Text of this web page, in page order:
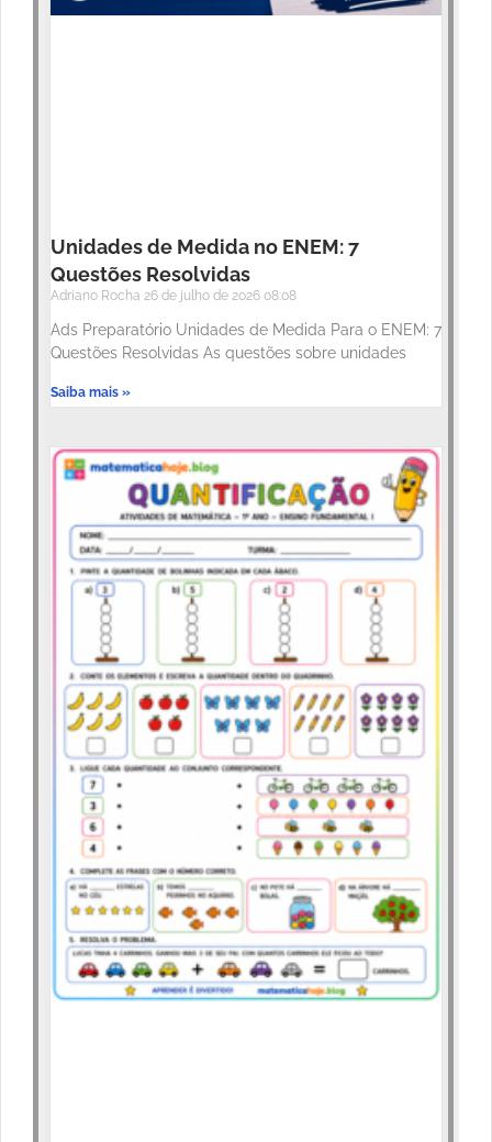
Unidades de Medida no ENEM: 7
Questões Resolvidas
Adriano Rocha 26 de julho de 2026 08:08
Ads Preparatório Unidades de Medida Para o ENEM: 7
Questões Resolvidas As questões sobre unidades
Saiba mais »